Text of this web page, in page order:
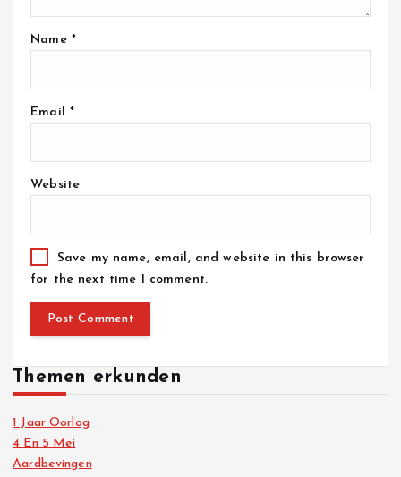
Name *
Email *
Website
Save my name, email, and website in this browser
for the next time I comment.
Themen erkunden
1 Jaar Oorlog
4 En 5 Mei
Aardbevingen